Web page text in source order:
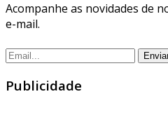
Acompanhe as novidades de
e-mail.
Publicidade